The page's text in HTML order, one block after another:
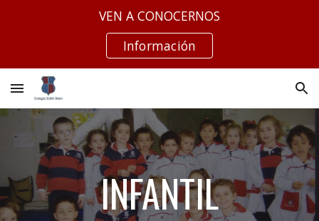
VEN A CONOCERNOS
Información
INFANTIL